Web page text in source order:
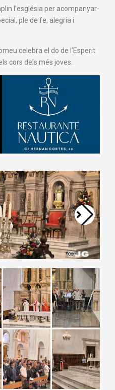
l’església per acompanyar-
ple de fe, alegria i
celebra el do de l’Esperit
cors dels més joves.